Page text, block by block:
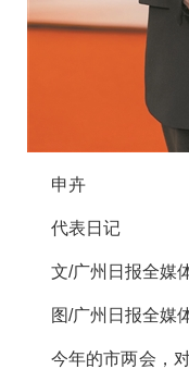
申卉
代表日记
文/广州日报全媒
图/广州日报全媒
今年的市两会，对